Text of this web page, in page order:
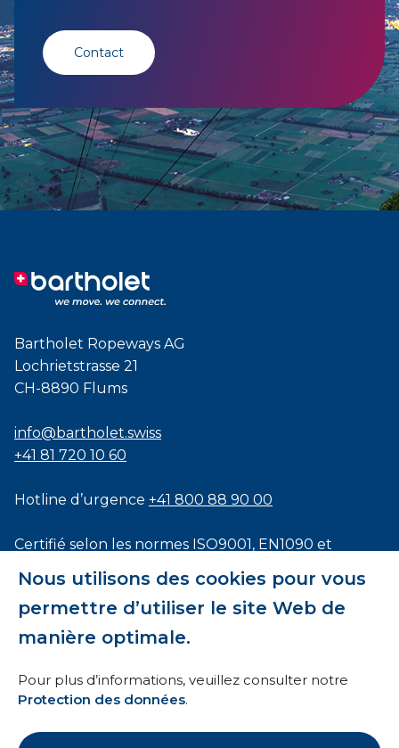
Nous utilisons des cookies pour vous
permettre d’utiliser le site Web de
manière optimale.
Pour plus d’informations, veuillez consulter notre
Protection des données.
Contact
Bartholet Ropeways AG
Lochrietstrasse 21
CH-8890 Flums
info@bartholet.swiss
+41 81 720 10 60
Hotline d’urgence +41 800 88 90 00
Certifié selon les normes ISO9001, EN1090 et
Conditions générales